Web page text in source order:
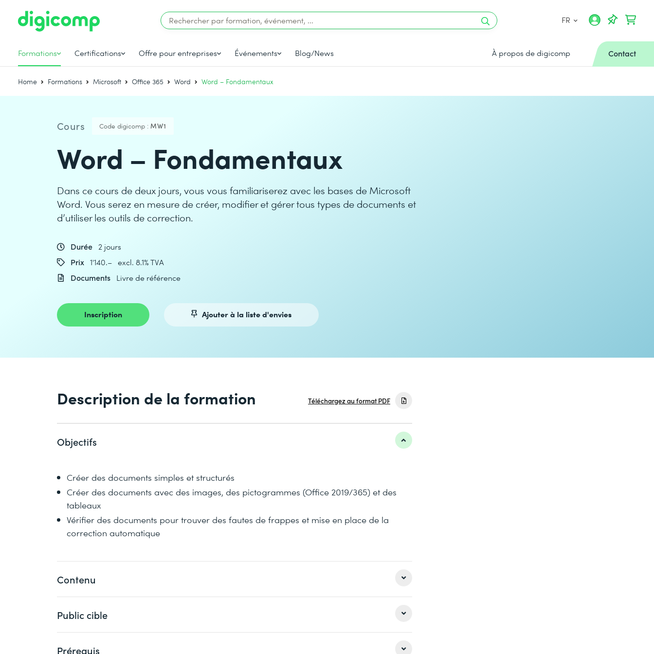
FR
Formations Certifications Offre pour entreprises Événements Blog/News À propos de digicomp Contact
Home Formations Microsoft Office 365 Word Word – Fondamentaux
Cours Code digicomp : MW1
Word – Fondamentaux
Dans ce cours de deux jours, vous vous familiariserez avec les bases de Microsoft
Word. Vous serez en mesure de créer, modifier et gérer tous types de documents et
d’utiliser les outils de correction.
Durée 2 jours
Prix
1'140.– excl. 8.1% TVA
Documents
Livre de référence
Inscription Ajouter à la liste d'envies
Description de la formation Téléchargez au format PDF
Objectifs
Créer des documents simples et structurés
Créer des documents avec des images, des pictogrammes (Office 2019/365) et des
tableaux
Vérifier des documents pour trouver des fautes de frappes et mise en place de la
correction automatique
Contenu
L'interface utilisateur
Public cible
Cette formation s'adresse aux personnes n'ayant jamais ou peu travaillé sur Word.
Prérequis